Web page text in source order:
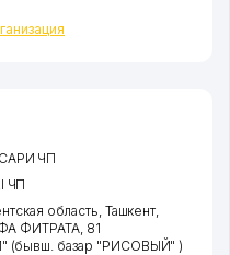
ЧП
ЧП
область Ташкент
ФИТРАТА , 81
(бывш. базар "РИСОВЫЙ" )